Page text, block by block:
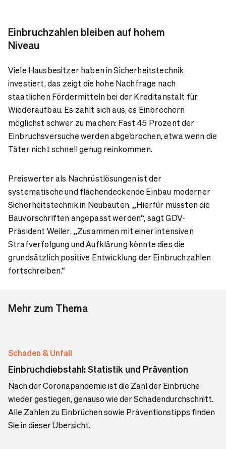
Einbruchzahlen bleiben auf hohem
Niveau
Viele Hausbesitzer haben in Sicherheitstechnik
investiert, das zeigt die hohe Nachfrage nach
staatlichen Fördermitteln bei der Kreditanstalt für
Wiederaufbau. Es zahlt sich aus, es Einbrechern
möglichst schwer zu machen: Fast 45 Prozent der
Einbruchsversuche werden abgebrochen, etwa wenn die
Täter nicht schnell genug reinkommen.
Preiswerter als Nachrüstlösungen ist der
systematische und flächendeckende Einbau moderner
Sicherheitstechnik in Neubauten. „Hierfür müssten die
Bauvorschriften angepasst werden“, sagt GDV-
Präsident Weiler. „Zusammen mit einer intensiven
Strafverfolgung und Aufklärung könnte dies die
grundsätzlich positive Entwicklung der Einbruchzahlen
fortschreiben.“
Mehr zum Thema
Schaden & Unfall
Einbruchdiebstahl: Statistik und Prävention
Nach der Coronapandemie ist die Zahl der Einbrüche
wieder gestiegen, genauso wie der Schadendurchschnitt.
Alle Zahlen zu Einbrüchen sowie Präventionstipps finden
Sie in dieser Übersicht.